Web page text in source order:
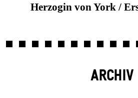
Herzogin von York /
ARCHIV